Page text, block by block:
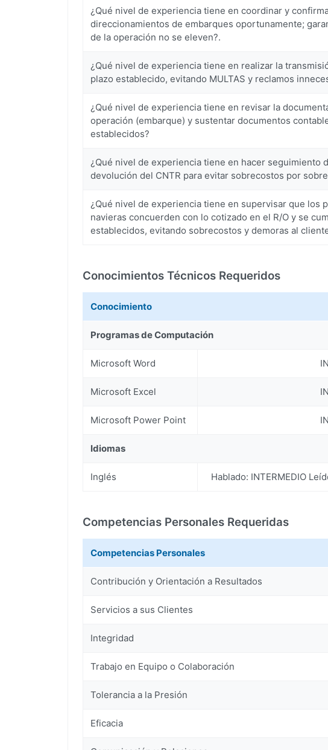
¿Qué nivel de experiencia tiene en coordinar y
direccionamientos de embarques oportunamente;
de la operación no se eleven?.
¿Qué nivel de experiencia tiene en realizar la
plazo establecido, evitando MULTAS y reclamos
¿Qué nivel de experiencia tiene en revisar la
operación (embarque) y sustentar documentos
establecidos?
¿Qué nivel de experiencia tiene en hacer seguimiento
devolución del CNTR para evitar sobrecostos por
¿Qué nivel de experiencia tiene en supervisar que los
navieras concuerden con lo cotizado en el R/O y se
establecidos, evitando sobrecostos y demoras al
Conocimientos Técnicos Requeridos
Conocimiento
Programas de Computación
Microsoft Word
Microsoft Excel
Microsoft Power Point
Idiomas
Inglés Hablado: INTERMEDIO
Competencias Personales Requeridas
Competencias Personales
Contribución y Orientación a Resultados
Servicios a sus Clientes
Integridad
Trabajo en Equipo o Colaboración
Tolerancia a la Presión
Eficacia